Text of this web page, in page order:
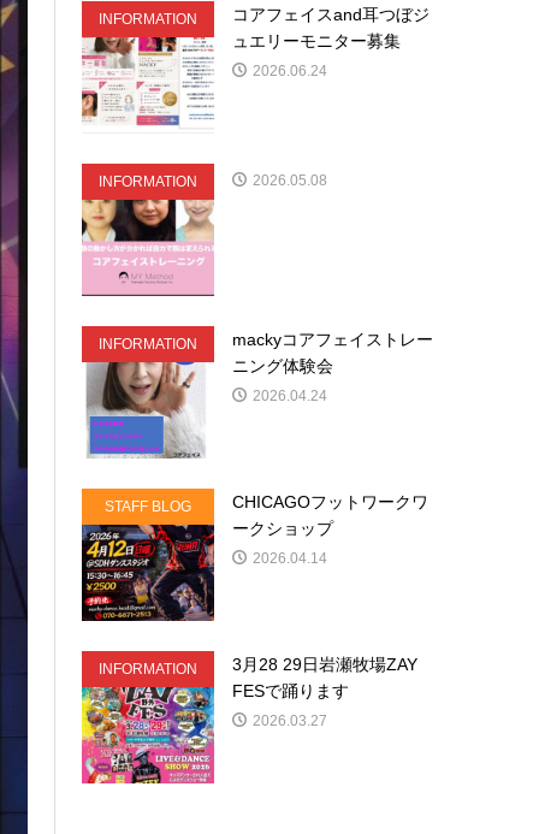
INFORMATION
コアフェイスand耳つぼジ
ュエリーモニター募集
2026.06.24
INFORMATION 2026.05.08
INFORMATION
mackyコアフェイストレー
ニング体験会
2026.04.24
STAFF BLOG
CHICAGOフットワークワ
ークショップ
2026.04.14
INFORMATION
3月28 29日岩瀬牧場ZAY
FESで踊ります
2026.03.27